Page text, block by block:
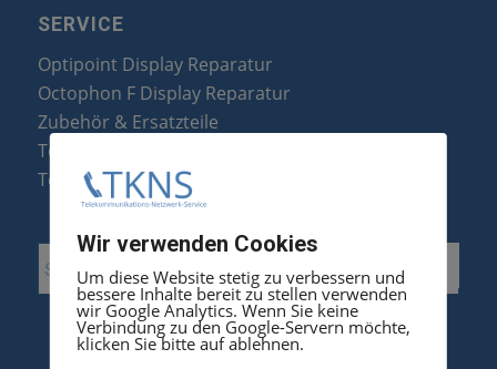
SERVICE
Optipoint Display Reparatur
Octophon F Display Reparatur
Zubehör & Ersatzteile
Telefonanlagen Optimierung
Telefonanlagen Erweiterung
Wir verwenden Cookies
Um diese Website stetig zu verbessern und
bessere Inhalte bereit zu stellen verwenden
wir Google Analytics. Wenn Sie keine
Verbindung zu den Google-Servern möchte,
klicken Sie bitte auf ablehnen.